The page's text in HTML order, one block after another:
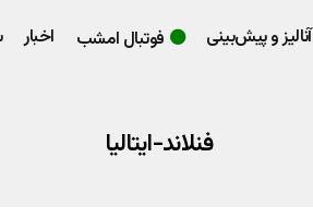
آنالیز و پیش‌بینی فوتبال امشب اخبار
فنلاند-ایتالیا